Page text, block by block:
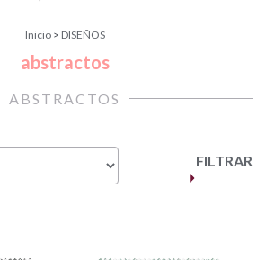
Inicio > DISEÑOS
abstractos
ABSTRACTOS
FILTRAR